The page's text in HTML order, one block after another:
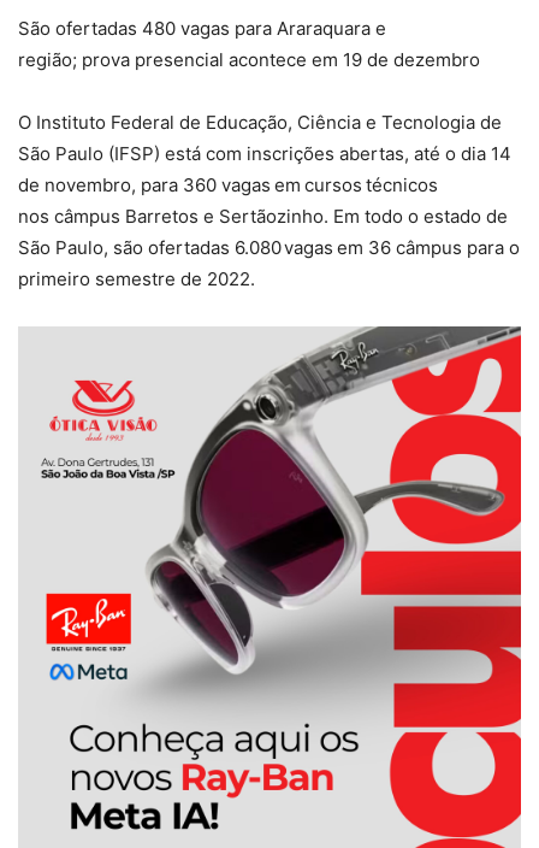
São ofertadas 480 vagas para Araraquara e
região; prova presencial acontece em 19 de dezembro
O Instituto Federal de Educação, Ciência e Tecnologia de
São Paulo (IFSP) está com inscrições abertas, até o dia 14
de novembro, para 360 vagas em cursos técnicos
nos câmpus Barretos e Sertãozinho. Em todo o estado de
São Paulo, são ofertadas 6.080vagas em 36 câmpus para o
primeiro semestre de 2022.